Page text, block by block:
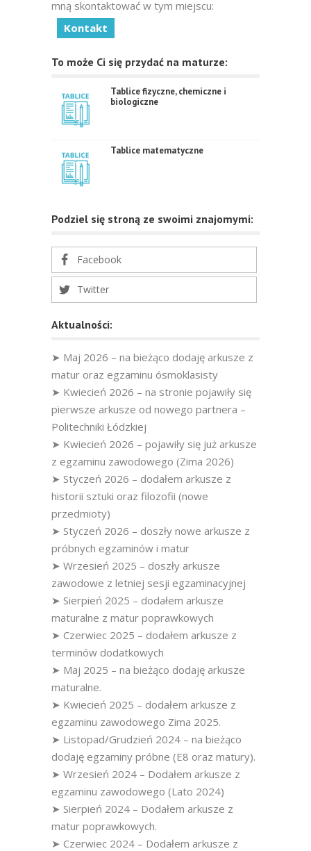
mną skontaktować w tym miejscu:
Kontakt
To może Ci się przydać na maturze:
Tablice fizyczne, chemiczne i
biologiczne
Tablice matematyczne
Podziel się stroną ze swoimi znajomymi:
Facebook
Twitter
Aktualności:
➤ Maj 2026 – na bieżąco dodaję arkusze z
matur oraz egzaminu ósmoklasisty
➤ Kwiecień 2026 – na stronie pojawiły się
pierwsze arkusze od nowego partnera –
Politechniki Łódzkiej
➤ Kwiecień 2026 – pojawiły się już arkusze
z egzaminu zawodowego (Zima 2026)
➤ Styczeń 2026 – dodałem arkusze z
historii sztuki oraz filozofii (nowe
przedmioty)
➤ Styczeń 2026 – doszły nowe arkusze z
próbnych egzaminów i matur
➤ Wrzesień 2025 – doszły arkusze
zawodowe z letniej sesji egzaminacyjnej
➤ Sierpień 2025 – dodałem arkusze
maturalne z matur poprawkowych
➤ Czerwiec 2025 – dodałem arkusze z
terminów dodatkowych
➤ Maj 2025 – na bieżąco dodaję arkusze
maturalne.
➤ Kwiecień 2025 – dodałem arkusze z
egzaminu zawodowego Zima 2025.
➤ Listopad/Grudzień 2024 – na bieżąco
dodaję egzaminy próbne (E8 oraz matury).
➤ Wrzesień 2024 – Dodałem arkusze z
egzaminu zawodowego (Lato 2024)
➤ Sierpień 2024 – Dodałem arkusze z
matur poprawkowych.
➤ Czerwiec 2024 – Dodałem arkusze z